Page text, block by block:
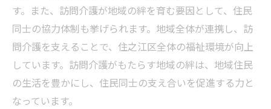
す。また、訪問介護が地域の絆を育む要因として、住民
同士の協力体制も挙げられます。地域全体が連携し、訪
問介護を支えることで、住之江区全体の福祉環境が向上
しています。訪問介護がもたらす地域の絆は、地域住民
の生活を豊かにし、住民同士の支え合いを促進する力と
なっています。